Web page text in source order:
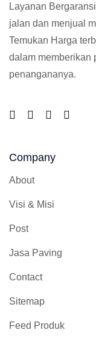
Layanan
jalan dan menjual
Temukan Harga
dalam memberikan
penangananya.
Company
About
Visi & Misi
Post
Jasa Paving
Contact
Sitemap
Feed Produk